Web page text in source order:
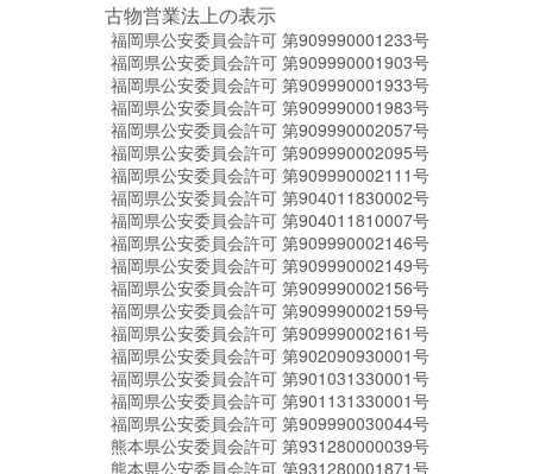
古物営業法上の表示
福岡県公安委員会許可 第909990001233号
福岡県公安委員会許可 第909990001903号
福岡県公安委員会許可 第909990001933号
福岡県公安委員会許可 第909990001983号
福岡県公安委員会許可 第909990002057号
福岡県公安委員会許可 第909990002095号
福岡県公安委員会許可 第909990002111号
福岡県公安委員会許可 第904011830002号
福岡県公安委員会許可 第904011810007号
福岡県公安委員会許可 第909990002146号
福岡県公安委員会許可 第909990002149号
福岡県公安委員会許可 第909990002156号
福岡県公安委員会許可 第909990002159号
福岡県公安委員会許可 第909990002161号
福岡県公安委員会許可 第902090930001号
福岡県公安委員会許可 第901031330001号
福岡県公安委員会許可 第901131330001号
福岡県公安委員会許可 第909990030044号
熊本県公安委員会許可 第931280000039号
熊本県公安委員会許可 第931280001871号